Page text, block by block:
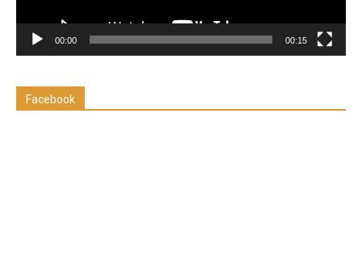
00:00 00:15
Facebook